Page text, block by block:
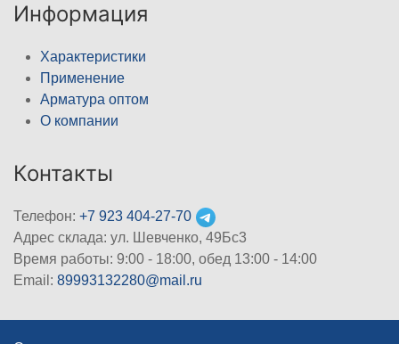
Информация
Характеристики
Применение
Арматура оптом
О компании
Контакты
Телефон: +7 923 404-27-70
Адрес склада: ул. Шевченко, 49Бс3
Время работы: 9:00 - 18:00, обед 13:00 - 14:00
Email: 89993132280@mail.ru